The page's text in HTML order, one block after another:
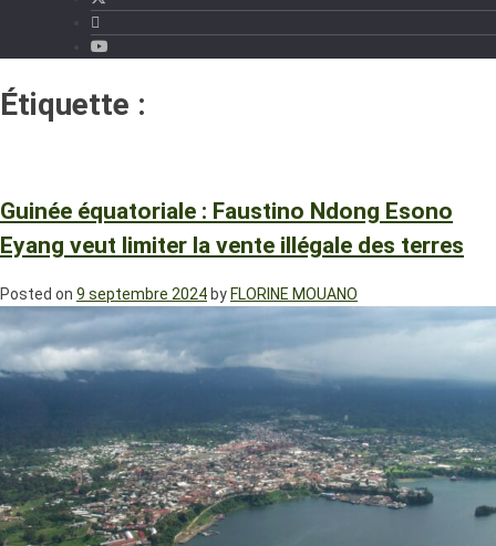
Étiquette :
Guinée équatoriale : Faustino Ndong Esono
Eyang veut limiter la vente illégale des terres
Posted on 9 septembre 2024 by FLORINE MOUANO